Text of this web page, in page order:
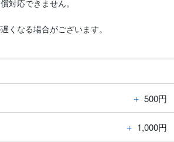
対応できません。
くなる場合がございます。
＋ 500円
＋ 1,000円